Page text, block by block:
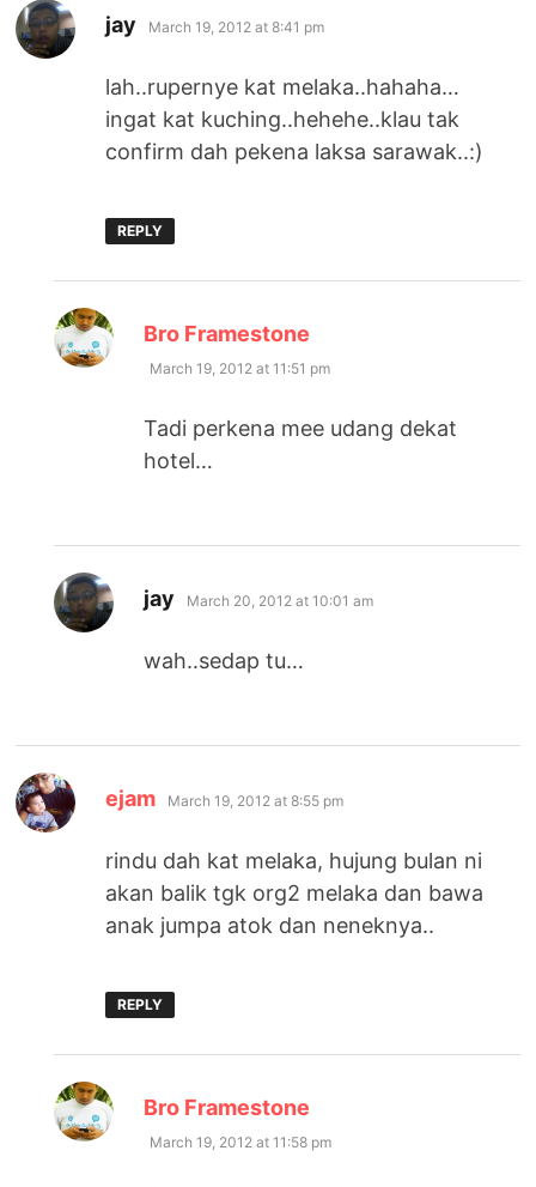
jay says:
March 19, 2012 at 8:41 pm
lah..rupernye kat melaka..hahaha…
ingat kat kuching..hehehe..klau tak
confirm dah pekena laksa sarawak..:)
REPLY
Bro Framestone
March 19, 2012 at 11:51 pm
Tadi perkena mee udang dekat
hotel…
jay says:
March 20, 2012 at 10:01 am
wah..sedap tu…
ejam says:
March 19, 2012 at 8:55 pm
rindu dah kat melaka, hujung bulan ni
akan balik tgk org2 melaka dan bawa
anak jumpa atok dan neneknya..
REPLY
Bro Framestone
March 19, 2012 at 11:58 pm